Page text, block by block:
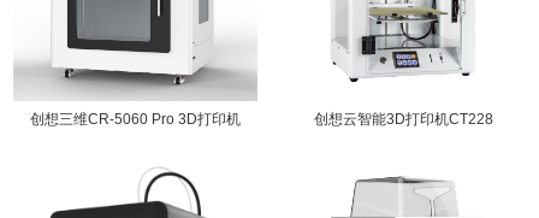
创想三维CR-5060 Pro 3D打印机 创想云智能3D打印机CT228